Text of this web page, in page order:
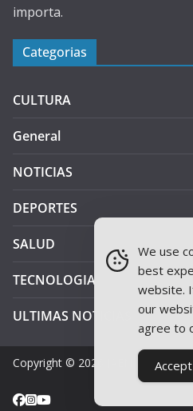
importa.
Categorias
CULTURA
General
NOTICIAS
DEPORTES
SALUD
TECNOLOGIA
ULTIMAS NOTICIAS
Copyright © 2026 JAEN PLUS
We use
best
website.
our
agree to
Accept